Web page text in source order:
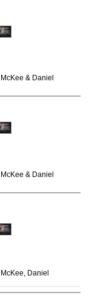
& Daniel
& Daniel
Daniel